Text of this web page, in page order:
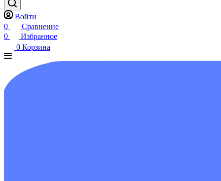
Войти
0
Сравнение
0
Избранное
0 Корзина